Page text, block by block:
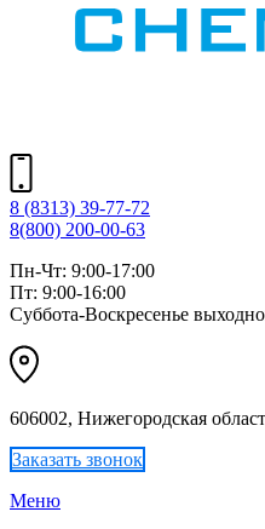
8 (8313) 39-77-72
8(800) 200-00-63
Пн-Чт: 9:00-17:00
Пт: 9:00-16:00
Суббота-Воскресенье
606002, Нижегородская
Заказать звонок
Меню